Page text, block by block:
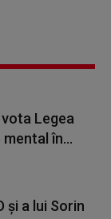
Legea
în...
și a lui Sorin